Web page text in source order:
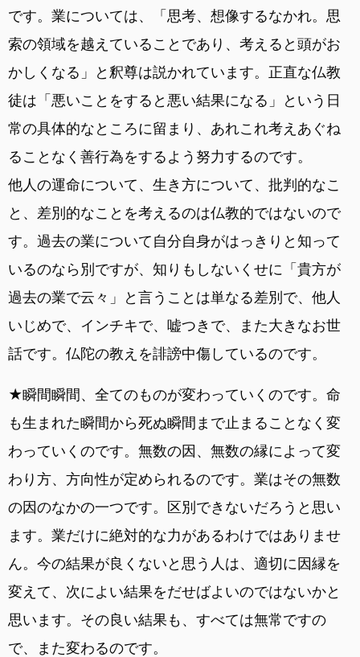
です。業については、「思考、想像するなかれ。思
索の領域を越えていることであり、考えると頭がお
かしくなる」と釈尊は説かれています。正直な仏教
徒は「悪いことをすると悪い結果になる」という日
常の具体的なところに留まり、あれこれ考えあぐね
ることなく善行為をするよう努力するのです。
他人の運命について、生き方について、批判的なこ
と、差別的なことを考えるのは仏教的ではないので
す。過去の業について自分自身がはっきりと知って
いるのなら別ですが、知りもしないくせに「貴方が
過去の業で云々」と言うことは単なる差別で、他人
いじめで、インチキで、嘘つきで、また大きなお世
話です。仏陀の教えを誹謗中傷しているのです。
★瞬間瞬間、全てのものが変わっていくのです。命
も生まれた瞬間から死ぬ瞬間まで止まることなく変
わっていくのです。無数の因、無数の縁によって変
わり方、方向性が定められるのです。業はその無数
の因のなかの一つです。区別できないだろうと思い
ます。業だけに絶対的な力があるわけではありませ
ん。今の結果が良くないと思う人は、適切に因縁を
変えて、次によい結果をだせばよいのではないかと
思います。その良い結果も、すべては無常ですの
で、また変わるのです。